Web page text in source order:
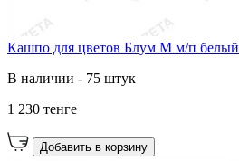
Кашпо для цветов Блум М м/п белый
В наличии - 75 штук
1 230 тенге
Добавить в корзину